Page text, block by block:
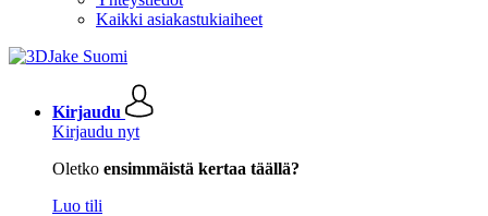
Kaikki asiakastukiaiheet
Kirjaudu
Kirjaudu nyt
Oletko ensimmäistä kertaa täällä?
Luo tili